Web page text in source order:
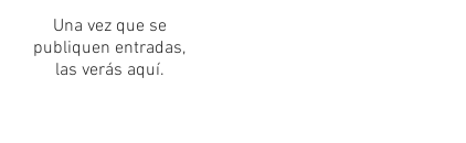
Una vez que se
publiquen entradas,
las verás aquí.